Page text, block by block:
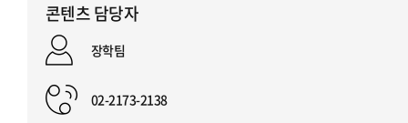
콘텐츠 담당자
장학팀
02-2173-2138